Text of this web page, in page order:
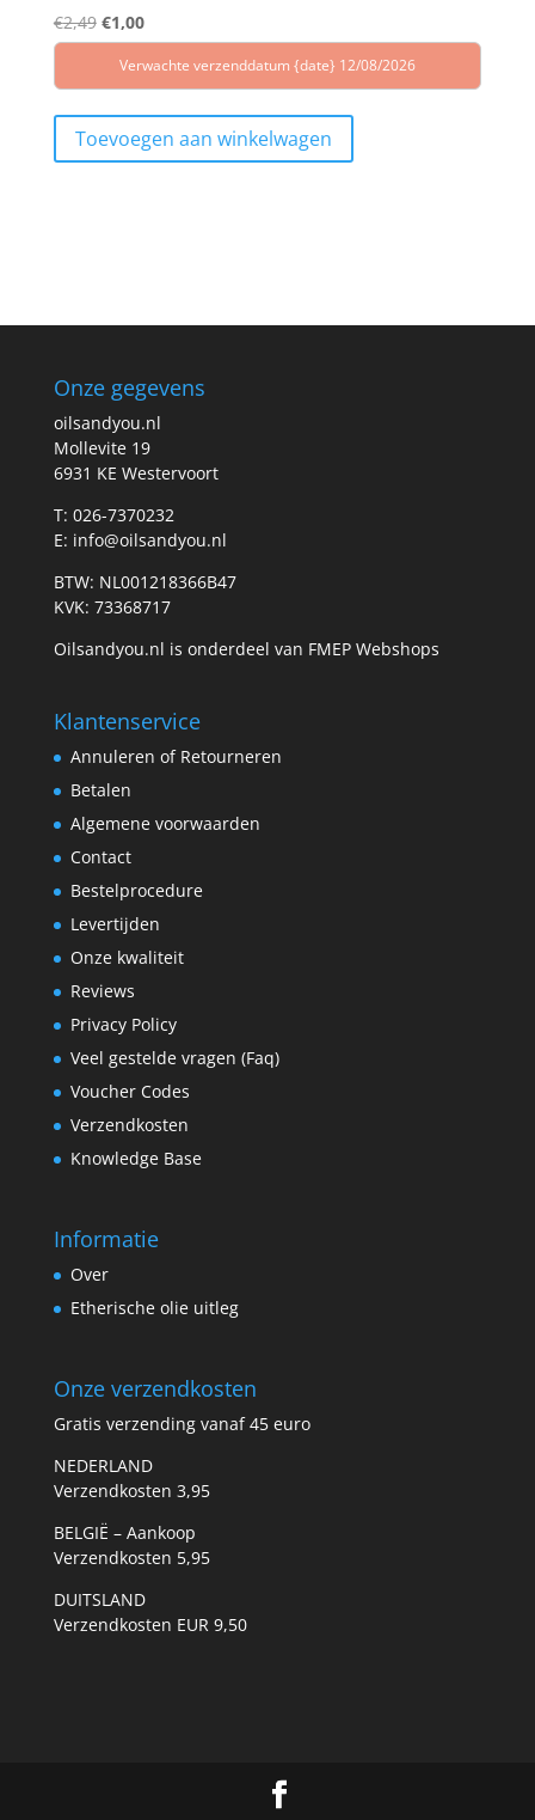
€2,49 Oorspronkelijke
prijs
was:
€1,00Huidige
prijs
is:
Verwachte verzenddatum {date} 12/08/2026
Toevoegen aan winkelwagen
Onze gegevens
oilsandyou.nl
Mollevite 19
6931 KE Westervoort
T: 026-7370232
E: info@oilsandyou.nl
BTW: NL001218366B47
KVK: 73368717
Oilsandyou.nl is onderdeel van FMEP Webshops
Klantenservice
Annuleren of Retourneren
Betalen
Algemene voorwaarden
Contact
Bestelprocedure
Levertijden
Onze kwaliteit
Reviews
Privacy Policy
Veel gestelde vragen (Faq)
Voucher Codes
Verzendkosten
Knowledge Base
Informatie
Over
Etherische olie uitleg
Onze verzendkosten
Gratis verzending vanaf 45 euro
NEDERLAND
Verzendkosten 3,95
BELGIË – Aankoop
Verzendkosten 5,95
DUITSLAND
Verzendkosten EUR 9,50